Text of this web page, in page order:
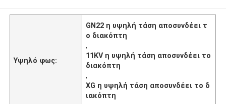
Υψηλό φως:
GN22 η υψηλή τάση αποσυνδέει τ
ο διακόπτη
,
11KV η υψηλή τάση αποσυνδέει το
διακόπτη
,
XG η υψηλή τάση αποσυνδέει το δ
ιακόπτη